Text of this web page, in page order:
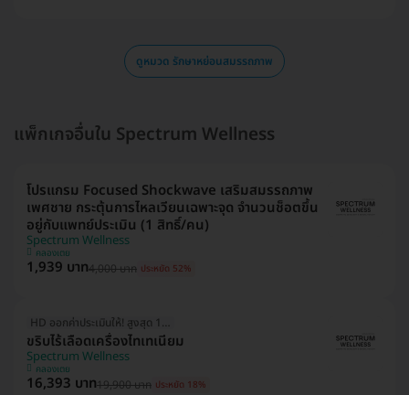
ดูหมวด รักษาหย่อนสมรรถภาพ
แพ็กเกจอื่นใน Spectrum Wellness
โปรแกรม Focused Shockwave เสริมสมรรถภาพ
เพศชาย กระตุ้นการไหลเวียนเฉพาะจุด จำนวนช็อตขึ้น
อยู่กับแพทย์ประเมิน (1 สิทธิ์/คน)
Spectrum Wellness
คลองเตย
1,939 บาท4,000 บาท ประหยัด 52%
HD ออกค่าประเมินให้! สูงสุด 1500 บ.
ขริบไร้เลือดเครื่องไทเทเนียม
Spectrum Wellness
คลองเตย
16,393 บาท19,900 บาท ประหยัด 18%